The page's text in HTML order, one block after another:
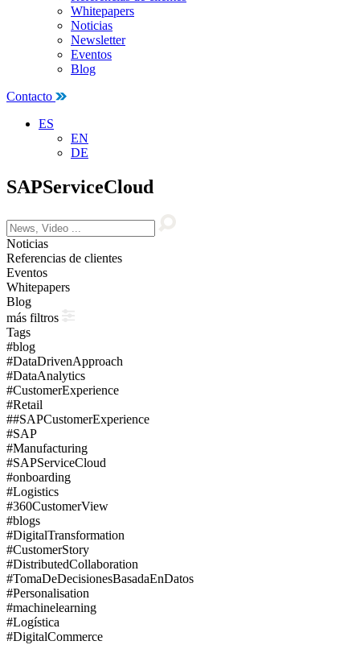
Whitepapers
Noticias
Newsletter
Eventos
Blog
Contacto
ES
EN
DE
SAPServiceCloud
Noticias
Referencias de clientes
Eventos
Whitepapers
Blog
más filtros
Tags
#blog
#DataDrivenApproach
#DataAnalytics
#CustomerExperience
#Retail
##SAPCustomerExperience
#SAP
#Manufacturing
#SAPServiceCloud
#onboarding
#Logistics
#360CustomerView
#blogs
#DigitalTransformation
#CustomerStory
#DistributedCollaboration
#TomaDeDecisionesBasadaEnDatos
#Personalisation
#machinelearning
#Logística
#DigitalCommerce